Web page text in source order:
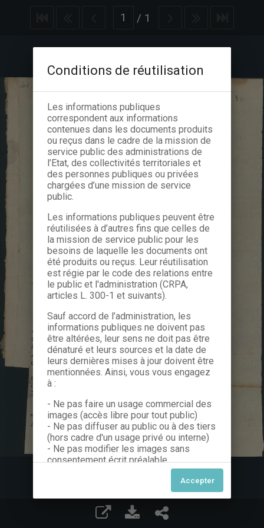
/ 1
Conditions de réutilisation
Les informations publiques
correspondent aux informations
contenues dans les documents produits
ou reçus dans le cadre de la mission de
service public des administrations de
l’Etat, des collectivités territoriales et
des personnes publiques ou privées
chargées d’une mission de service
public.
Les informations publiques peuvent être
réutilisées à d’autres fins que celles de
la mission de service public pour les
besoins de laquelle les documents ont
été produits ou reçus. Leur réutilisation
est régie par le code des relations entre
le public et l'administration (CRPA,
articles L. 300-1 et suivants).
Sauf accord de l’administration, les
informations publiques ne doivent pas
être altérées, leur sens ne doit pas être
dénaturé et leurs sources et la date de
leurs dernières mises à jour doivent être
mentionnées. Ainsi, vous vous engagez
à :
- Ne pas faire un usage commercial des
images (accès libre pour tout public)
- Ne pas diffuser au public ou à des tiers
(hors cadre d'un usage privé ou interne)
- Ne pas modifier les images sans
consentement écrit préalable
Dans le cas contraire, nous vous invitons
à nous contacter afin de solliciter le type
de Licence souhaitée parmi celles
proposées et le cas échéant, acquitter